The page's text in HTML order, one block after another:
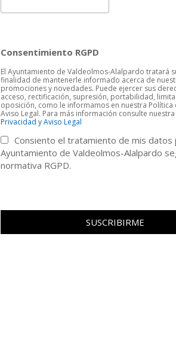
Consentimiento RGPD
El Ayuntamiento de Valdeolmos-Alalpardo tratará
finalidad de mantenerle informado acerca de
promociones y novedades. Puede ejercer sus
acceso, rectificación, supresión, portabilidad,
oposición, como le informamos en nuestra Política
Aviso Legal. Para más información consulte
Privacidad y Aviso Legal
Consiento el tratamiento de mis datos
Ayuntamiento de Valdeolmos-Alalpardo
normativa RGPD.